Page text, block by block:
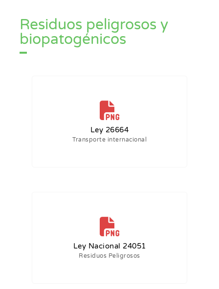
Residuos peligrosos y
biopatogénicos
Ley 26664
Transporte internacional
Ley Nacional 24051
Residuos Peligrosos